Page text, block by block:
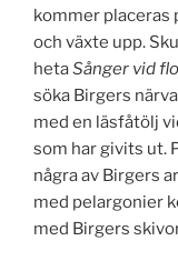
kommer placeras
och växte upp.
hetaSånger vid
söka Birgers
med en läsfåtölj
som har givits ut.
några av Birgers
med pelargonier
med Birgers